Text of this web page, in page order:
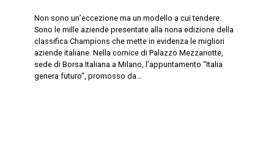
Non sono un’eccezione ma un modello a cui tendere.
Sono le mille aziende presentate alla nona edizione della
classifica Champions che mette in evidenza le migliori
aziende italiane. Nella cornice di Palazzo Mezzanotte,
sede di Borsa Italiana a Milano, l’appuntamento “Italia
genera futuro”, promosso da…